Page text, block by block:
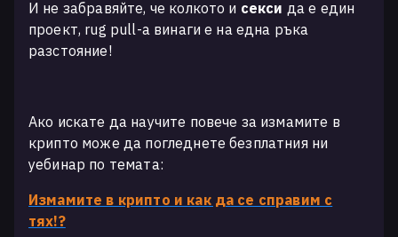
И не забравяйте, че колкото и секси да е един
проект, rug pull-a винаги е на една ръка
разстояние!
Ако искате да научите повече за измамите в
крипто може да погледнете безплатния ни
уебинар по темата:
Измамите в крипто и как да се справим с
тях!?